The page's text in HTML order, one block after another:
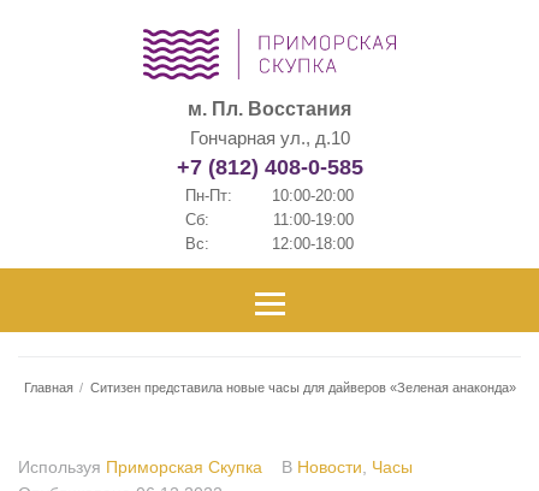
м. Пл. Восстания
Гончарная ул., д.10
+7 (812) 408-0-585
Пн-Пт:
10:00-20:00
Сб:
11:00-19:00
Вс:
12:00-18:00
Главная / Ситизен представила новые часы для дайверов «Зеленая анаконда»
Используя Приморская Скупка В Новости
Часы